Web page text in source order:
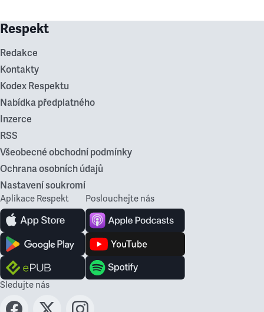
Respekt
Redakce
Kontakty
Kodex Respektu
Nabídka předplatného
Inzerce
RSS
Všeobecné obchodní podmínky
Ochrana osobních údajů
Nastavení soukromí
Aplikace Respekt Poslouchejte nás
Sledujte nás